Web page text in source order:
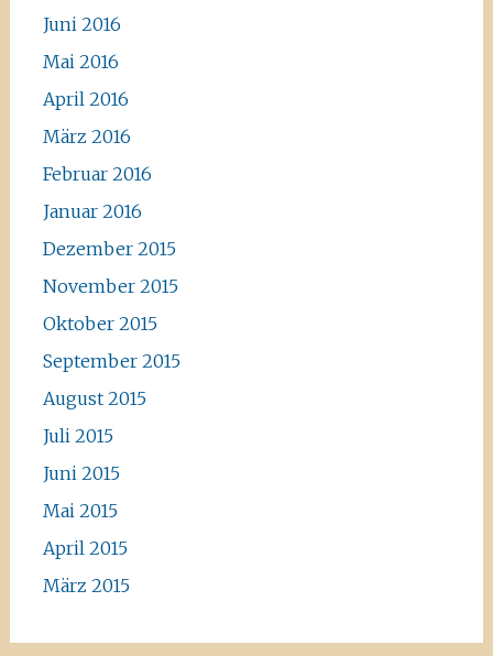
Juni 2016
Mai 2016
April 2016
März 2016
Februar 2016
Januar 2016
Dezember 2015
November 2015
Oktober 2015
September 2015
August 2015
Juli 2015
Juni 2015
Mai 2015
April 2015
März 2015